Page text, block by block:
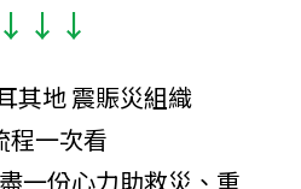
↓↓↓
其地 震賑災組織
程一次看
一份心力助救災、重